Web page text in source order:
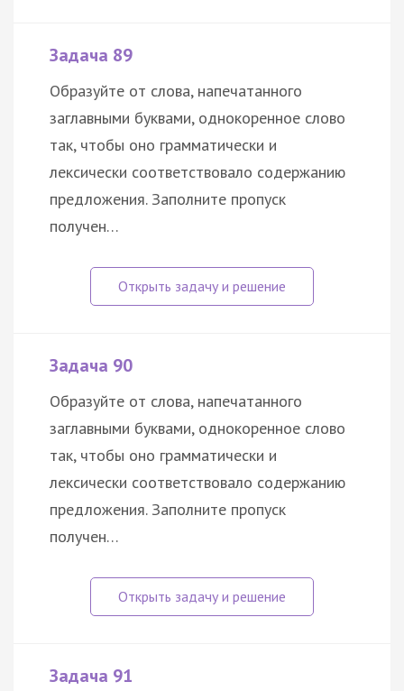
Задача 89
Образуйте от слова, напечатанного
заглавными буквами, однокоренное слово
так, чтобы оно грамматически и
лексически соответствовало содержанию
предложения. Заполните пропуск
получен…
Задача 90
Образуйте от слова, напечатанного
заглавными буквами, однокоренное слово
так, чтобы оно грамматически и
лексически соответствовало содержанию
предложения. Заполните пропуск
получен…
Задача 91